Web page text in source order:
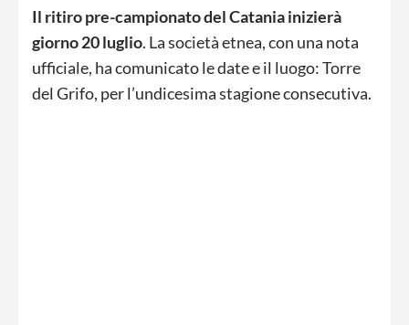
Il ritiro pre-campionato del Catania inizierà
giorno 20 luglio. La società etnea, con una nota
ufficiale, ha comunicato le date e il luogo: Torre
del Grifo, per l’undicesima stagione consecutiva.